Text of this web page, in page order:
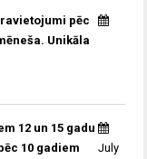
pēc
Unikāla
12 un 15 gadu
10 gadiem
July